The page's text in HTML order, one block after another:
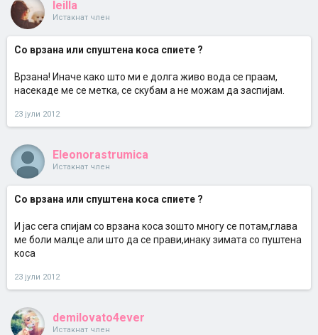
leilla
Истакнат член
Со врзана или спуштена коса спиете ?
Врзана! Иначе како што ми е долга живо вода се праам,
насекаде ме се метка, се скубам а не можам да заспијам.
23 јули 2012
Eleonorastrumica
Истакнат член
Со врзана или спуштена коса спиете ?
И јас сега спијам со врзана коса зошто многу се потам,глава
ме боли малце али што да се прави,инаку зимата со пуштена
коса
23 јули 2012
demilovato4ever
Истакнат член